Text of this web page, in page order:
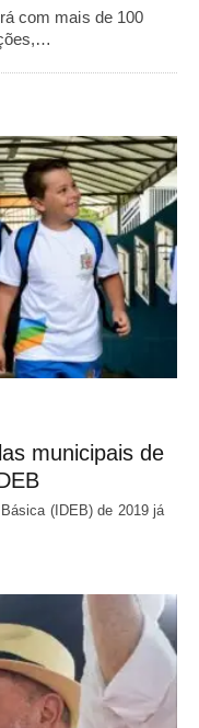
com mais de 100
municipais de
(IDEB) de 2019 já